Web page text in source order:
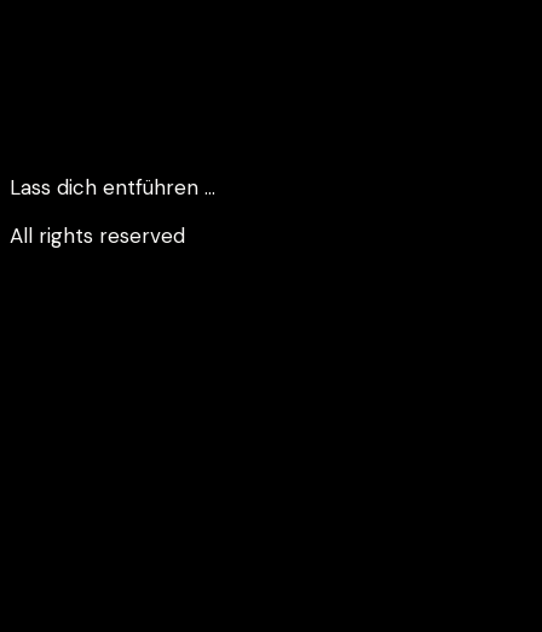
Lass dich entführen …
All rights reserved